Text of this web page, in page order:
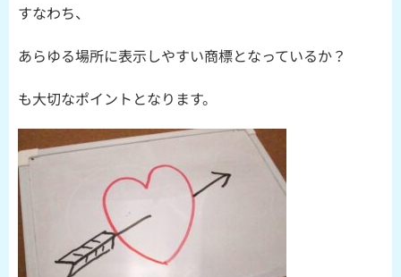
すなわち、
あらゆる場所に表示しやすい商標となっているか？
も大切なポイントとなります。